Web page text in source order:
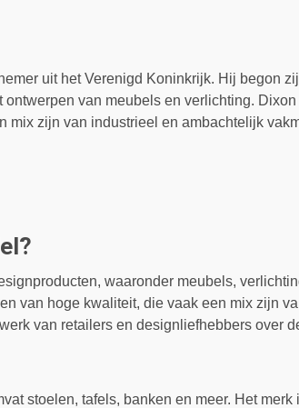
uit het Verenigd Koninkrijk. Hij begon
van meubels en verlichting.
mix zijn van industrieel en ambachtelijk
waaronder meubels,
van hoge kwaliteit, die vaak een mix zijn
van retailers en designliefhebbers over
stoelen, tafels, banken en meer. Het merk